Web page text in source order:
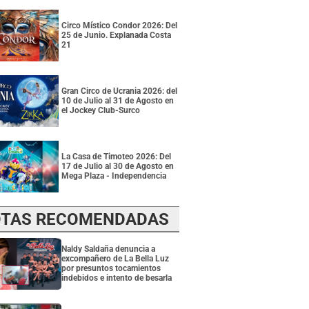
Circo Místico Condor 2026: Del
25 de Junio. Explanada Costa
21
Gran Circo de Ucrania 2026: del
10 de Julio al 31 de Agosto en
el Jockey Club-Surco
La Casa de Timoteo 2026: Del
17 de Julio al 30 de Agosto en
Mega Plaza - Independencia
RECOMENDADAS
Naldy Saldaña denuncia a
excompañero de La Bella Luz
por presuntos tocamientos
indebidos e intento de besarla